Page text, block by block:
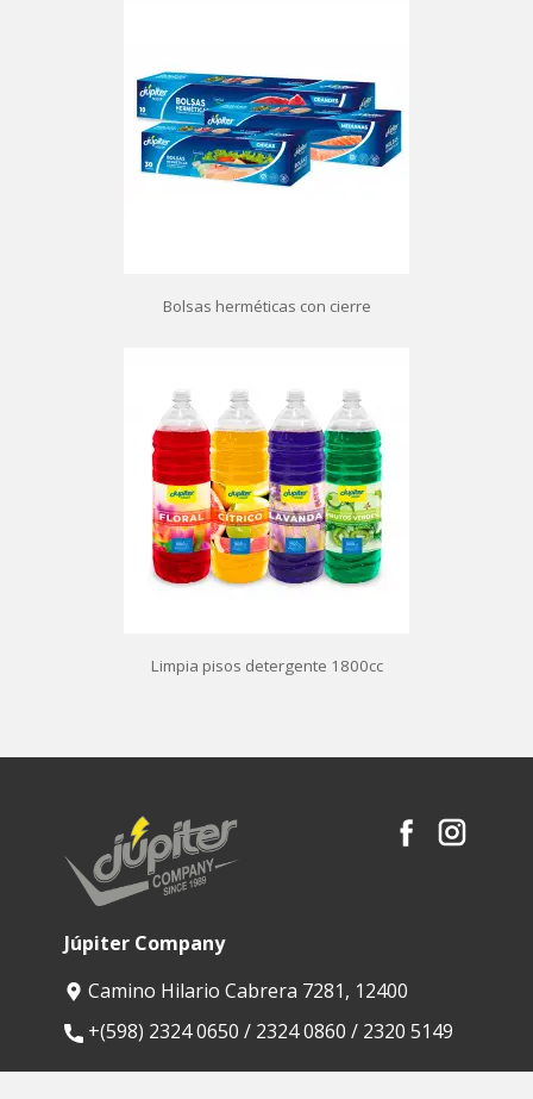
Bolsas herméticas con cierre
Limpia pisos detergente 1800cc
Júpiter Company
Camino Hilario Cabrera 7281, 12400
​+(598) 2324 0650 / 2324 0860 / 2320 5149